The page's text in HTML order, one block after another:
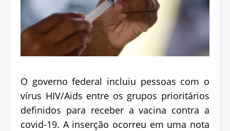
O governo federal incluiu pessoas com o
vírus HIV/Aids entre os grupos prioritários
definidos para receber a vacina contra a
covid-19. A inserção ocorreu em uma nota